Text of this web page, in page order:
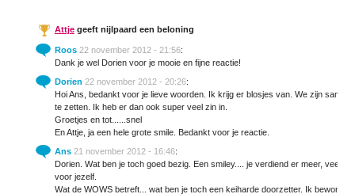
Attjegeeft nijlpaard een beloning
Roos 22 november 2012 - 21:56:
Dank je wel Dorien voor je mooie en fijne reactie!
Dorien 22 november 2012 - 20:26:
Hoi Ans, bedankt voor je lieve woorden. Ik krijg er blosjes van. We zijn
te zetten. Ik heb er dan ook super veel zin in.
Groetjes en tot......snel
En Attje, ja een hele grote smile. Bedankt voor je reactie.
Ans 21 november 2012 - 16:46:
Dorien. Wat ben je toch goed bezig. Een smiley.... je verdiend er meer, veel
voor jezelf.
Wat de WOWS betreft... wat ben je toch een keiharde doorzetter. Ik